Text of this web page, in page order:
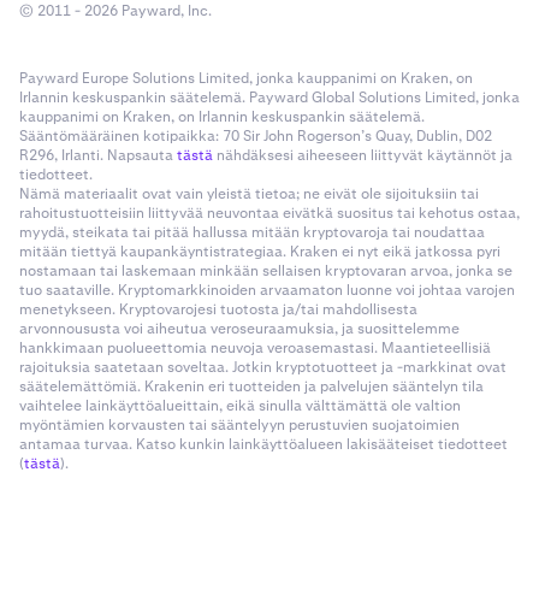
© 2011 - 2026 Payward, Inc.
Payward Europe Solutions Limited, jonka kauppanimi on Kraken, on
Irlannin keskuspankin säätelemä. Payward Global Solutions Limited, jonka
kauppanimi on Kraken, on Irlannin keskuspankin säätelemä.
Sääntömääräinen kotipaikka: 70 Sir John Rogerson’s Quay, Dublin, D02
R296, Irlanti. Napsautatästä nähdäksesi aiheeseen liittyvät käytännöt ja
tiedotteet.
Nämä materiaalit ovat vain yleistä tietoa; ne eivät ole sijoituksiin tai
rahoitustuotteisiin liittyvää neuvontaa eivätkä suositus tai kehotus ostaa,
myydä, steikata tai pitää hallussa mitään kryptovaroja tai noudattaa
mitään tiettyä kaupankäyntistrategiaa. Kraken ei nyt eikä jatkossa pyri
nostamaan tai laskemaan minkään sellaisen kryptovaran arvoa, jonka se
tuo saataville. Kryptomarkkinoiden arvaamaton luonne voi johtaa varojen
menetykseen. Kryptovarojesi tuotosta ja/tai mahdollisesta
arvonnoususta voi aiheutua veroseuraamuksia, ja suosittelemme
hankkimaan puolueettomia neuvoja veroasemastasi. Maantieteellisiä
rajoituksia saatetaan soveltaa. Jotkin kryptotuotteet ja -markkinat ovat
säätelemättömiä. Krakenin eri tuotteiden ja palvelujen sääntelyn tila
vaihtelee lainkäyttöalueittain, eikä sinulla välttämättä ole valtion
myöntämien korvausten tai sääntelyyn perustuvien suojatoimien
antamaa turvaa. Katso kunkin lainkäyttöalueen lakisääteiset tiedotteet
(tästä).